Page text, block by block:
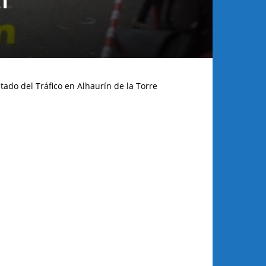
del Tráfico en Alhaurín de la Torre